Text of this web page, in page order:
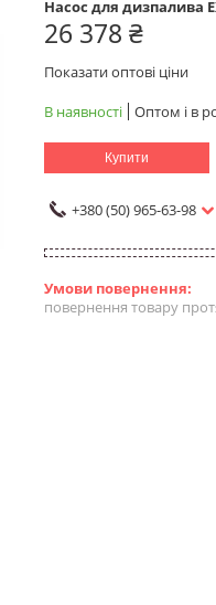
Насос для дизпалива
26 378 ₴
Показати оптові ціни
В наявності
Оптом і в
Купити
+380 (50) 965-63-98
повернення товару